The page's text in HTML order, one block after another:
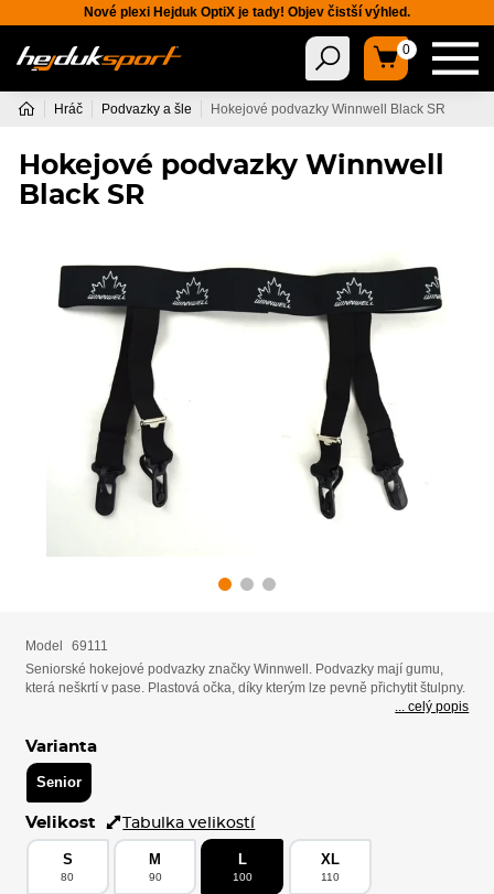
Nové plexi Hejduk OptiX je tady! Objev čistší výhled.
0
Hráč Podvazky a šle Hokejové podvazky Winnwell Black SR
Hokejové podvazky Winnwell
Black SR
Model
69111
Seniorské hokejové podvazky značky Winnwell. Podvazky mají gumu,
která neškrtí v pase. Plastová očka, díky kterým lze pevně přichytit štulpny.
... celý popis
Varianta
Senior
Velikost Tabulka velikostí
S
80
M
90
L
100
XL
110